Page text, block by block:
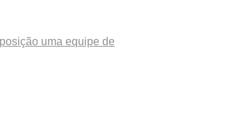
uma equipe de